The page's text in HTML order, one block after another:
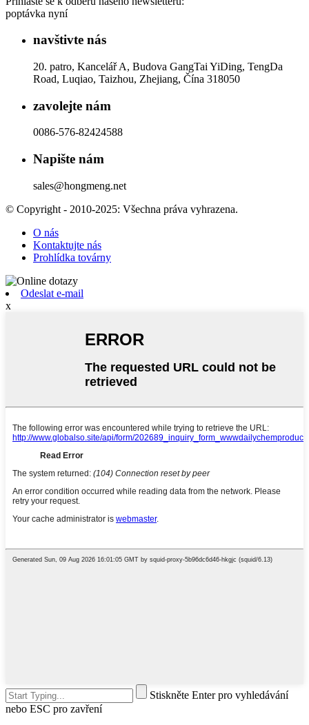
poptávka nyní
navštivte nás
20. patro, Kancelář A, Budova GangTai YiDing, TengDa
Road, Luqiao, Taizhou, Zhejiang, Čína 318050
zavolejte nám
0086-576-82424588
Napište nám
sales@hongmeng.net
© Copyright - 2010-2025: Všechna práva vyhrazena.
O nás
Kontaktujte nás
Prohlídka továrny
Odeslat e-mail
x
Stiskněte Enter pro vyhledávání
nebo ESC pro zavření